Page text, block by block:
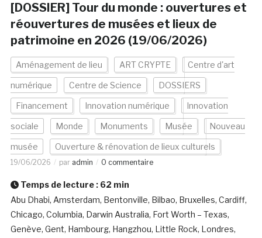
[DOSSIER] Tour du monde : ouvertures et
réouvertures de musées et lieux de
patrimoine en 2026 (19/06/2026)
Aménagement de lieu ART CRYPTE Centre d'art
numérique Centre de Science DOSSIERS
Financement Innovation numérique Innovation
sociale Monde Monuments Musée Nouveau
musée Ouverture & rénovation de lieux culturels
19/06/2026 par admin 0 commentaire
Temps de lecture : 62 min
Abu Dhabi, Amsterdam, Bentonville, Bilbao, Bruxelles, Cardiff,
Chicago, Columbia, Darwin Australia, Fort Worth – Texas,
Genève, Gent, Hambourg, Hangzhou, Little Rock, Londres,